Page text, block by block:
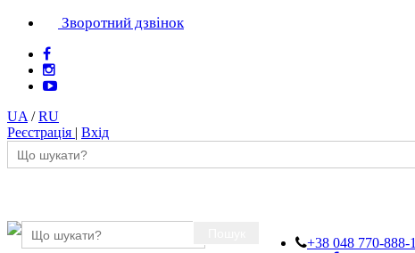
Зворотний дзвінок
UA /RU
Реєстрація | Вхід
+38 048 770-888-1